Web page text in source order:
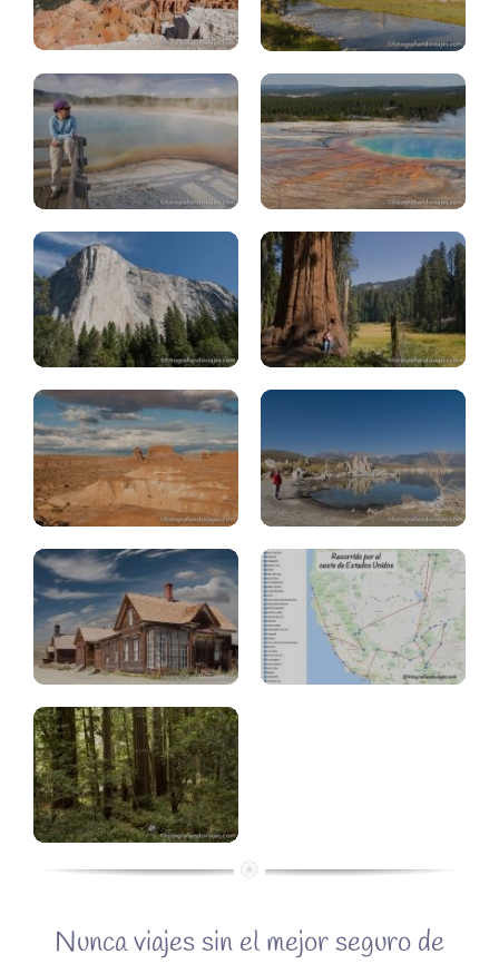
5
días
Yellowstone:
preparativos
Yosemite
Sequoia,
Kings
Canyon
Goblin
valley
Mono
Lake
Bodie:
pueblo
fantasma
Oeste
EEUU
56
días
Redwood
Nunca viajes sin el mejor seguro de